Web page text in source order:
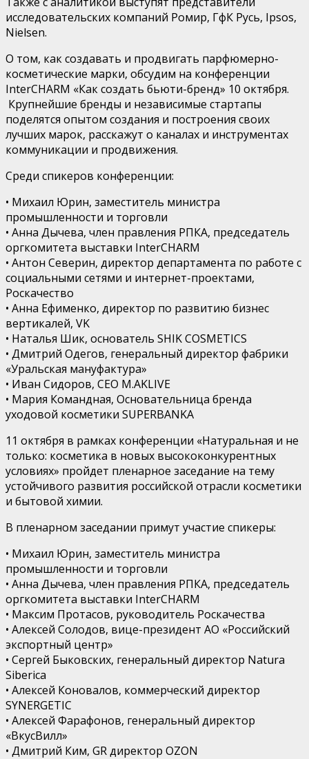
исследовательских компаний Ромир, ГфК Русь, Ipsos,
Nielsen.
О том, как создавать и продвигать парфюмерно-
косметические марки, обсудим на конференции
InterCHARM «Как создать бьюти-бренд» 10 октября.
Крупнейшие бренды и независимые стартапы
поделятся опытом создания и построения своих
лучших марок, расскажут о каналах и инструментах
коммуникации и продвижения.
Среди спикеров конференции:
• Михаил Юрин, заместитель министра
промышленности и торговли
• Анна Дычева, член правления РПКА, председатель
оргкомитета выставки InterCHARM
• Антон Северин, директор департамента по работе с
социальными сетями и интернет-проектами,
Роскачество
• Анна Ефименко, директор по развитию бизнес
вертикалей, VK
• Наталья Шик, основатель SHIK COSMETICS
• Дмитрий Одегов, генеральный директор фабрики
«Уральская мануфактура»
• Иван Сидоров, CEO M.AKLIVE
• Мария Командная, Основательница бренда
уходовой косметики SUPERBANKA
11 октября в рамках конференции «Натуральная и не
только: косметика в новых высококонкурентных
условиях» пройдет пленарное заседание на тему
устойчивого развития российской отрасли косметики
и бытовой химии.
В пленарном заседании примут участие спикеры:
• Михаил Юрин, заместитель министра
промышленности и торговли
• Анна Дычева, член правления РПКА, председатель
оргкомитета выставки InterCHARM
• Максим Протасов, руководитель Роскачества
• Алексей Солодов, вице-президент АО «Российский
экспортный центр»
• Сергей Быковских, генеральный директор Natura
Siberica
• Алексей Коновалов, коммерческий директор
SYNERGETIC
• Алексей Фарафонов, генеральный директор
«ВкусВилл»
• Дмитрий Ким, GRдиректор OZON